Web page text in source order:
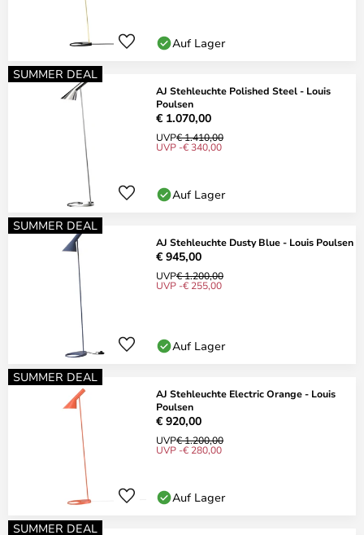
Auf Lager
SUMMER DEAL
AJ Stehleuchte Polished Steel - Louis
Poulsen
€ 1.070,00
UVP€ 1.410,00
UVP -€ 340,00
Auf Lager
SUMMER DEAL
AJ Stehleuchte Dusty Blue - Louis Poulsen
€ 945,00
UVP€ 1.200,00
UVP -€ 255,00
Auf Lager
SUMMER DEAL
AJ Stehleuchte Electric Orange - Louis
Poulsen
€ 920,00
UVP€ 1.200,00
UVP -€ 280,00
Auf Lager
SUMMER DEAL